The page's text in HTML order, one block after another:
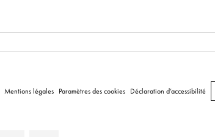
Mentions légales Paramètres des cookies Déclaration d’accessibilité